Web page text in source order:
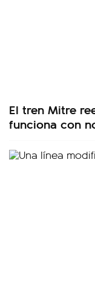
El tren Mitre
funciona con